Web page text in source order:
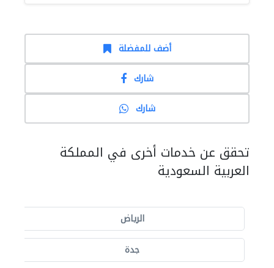
أضف للمفضلة
شارك
شارك
تحقق عن خدمات أخرى في المملكة
العربية السعودية
الرياض
جدة